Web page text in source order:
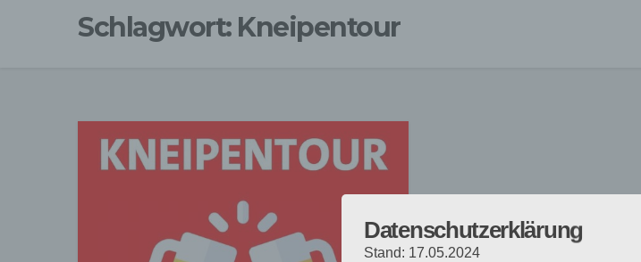
Schlagwort: Kneipentour
Datenschutzerklärung
Stand: 17.05.2024